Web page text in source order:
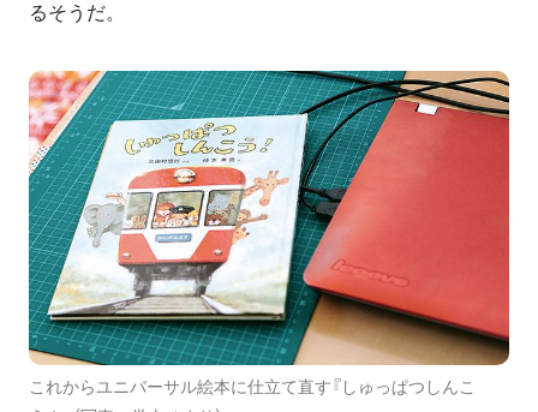
るそうだ。
これからユニバーサル絵本に仕立て直す『しゅっぱつしんこ